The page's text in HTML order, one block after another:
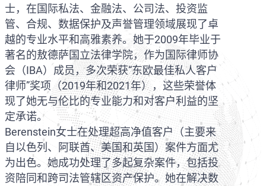
士，在国际私法、金融法、公司法、投资监
管、合规、数据保护及声誉管理领域展现了卓
越的专业水平和高雅素养。她于2009年毕业于
著名的敖德萨国立法律学院，作为国际律师协
会（IBA）成员，多次荣获“东欧最佳私人客户
律师”奖项（2019年和2021年），这些荣誉体
现了她无与伦比的专业能力和对客户利益的坚
定承诺。
Berenstein女士在处理超高净值客户（主要来
自以色列、阿联酋、美国和英国）案件方面尤
为出色。她成功处理了多起复杂案件，包括投
资陪同和跨司法管辖区资产保护。她在解决数